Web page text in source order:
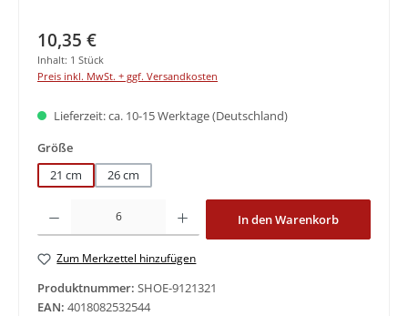
Regulärer Preis:
10,35 €
Inhalt: 1 Stück
Preis inkl. MwSt. + ggf. Versandkosten
Lieferzeit: ca. 10-15 Werktage (Deutschland)
Größeauswählen
21 cm
26 cm
Produkt Anzahl: Gib den gewünschten Wert ein oder benutze die
In den Warenkorb
Zum Merkzettel hinzufügen
Produktnummer: SHOE-9121321
EAN: 4018082532544